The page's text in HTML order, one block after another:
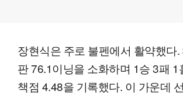
장현식은 주로 불펜에서 활약했다
판 76.1이닝을 소화하며 1승 3패 1
책점 4.48을 기록했다. 이 가운데